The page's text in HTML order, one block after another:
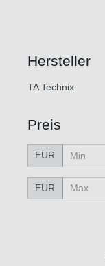
Hersteller
TA Technix
Preis
EUR
EUR